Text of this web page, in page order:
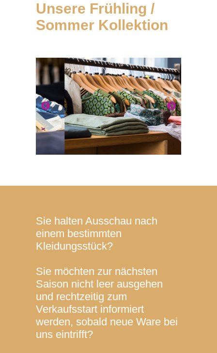
Unsere Frühling /
Sommer Kollektion
Sie halten Ausschau nach
einem bestimmten
Kleidungsstück?
Sie möchten zur nächsten
Saison nicht leer ausgehen
und rechtzeitig zum
Verkaufsstart informiert
werden, sobald neue Ware bei
uns eintrifft?